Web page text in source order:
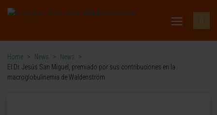
Home > News > News
>
El Dr. Jesús San Miguel, premiado por sus contribuciones en la
macroglobulinemia de Waldenström